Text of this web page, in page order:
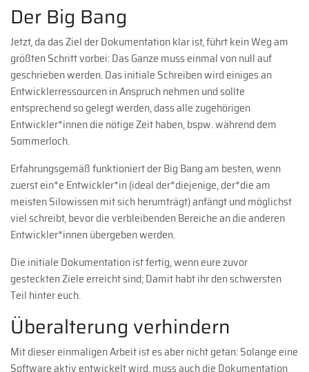
Der Big Bang
Jetzt, da das Ziel der Dokumentation klar ist, führt kein Weg am
größten Schritt vorbei: Das Ganze muss einmal von null auf
geschrieben werden. Das initiale Schreiben wird einiges an
Entwicklerressourcen in Anspruch nehmen und sollte
entsprechend so gelegt werden, dass alle zugehörigen
Entwickler*innen die nötige Zeit haben, bspw. während dem
Sommerloch.
Erfahrungsgemäß funktioniert der Big Bang am besten, wenn
zuerst ein*e Entwickler*in (ideal der*diejenige, der*die am
meisten Silowissen mit sich herumträgt) anfängt und möglichst
viel schreibt, bevor die verbleibenden Bereiche an die anderen
Entwickler*innen übergeben werden.
Die initiale Dokumentation ist fertig, wenn eure zuvor
gesteckten Ziele erreicht sind; Damit habt ihr den schwersten
Teil hinter euch.
Überalterung verhindern
Mit dieser einmaligen Arbeit ist es aber nicht getan: Solange eine
Software aktiv entwickelt wird, muss auch die Dokumentation